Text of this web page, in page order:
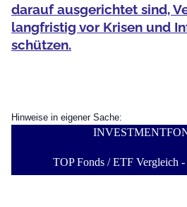
darauf ausgerichtet sind,
langfristig vor Krisen und
schützen.
Hinweise in eigener Sache:
TOP Fonds / ETF Vergleich